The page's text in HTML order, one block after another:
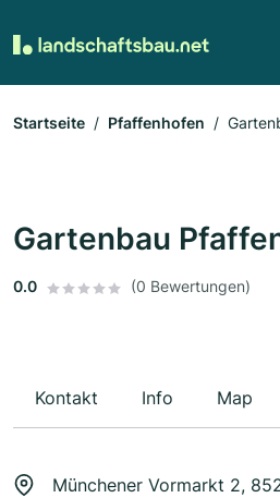
Startseite Pfaffenhofen
Gartenbau
0.0 (0 Bewertungen)
Kontakt Info Map
Münchener Vormarkt 2,